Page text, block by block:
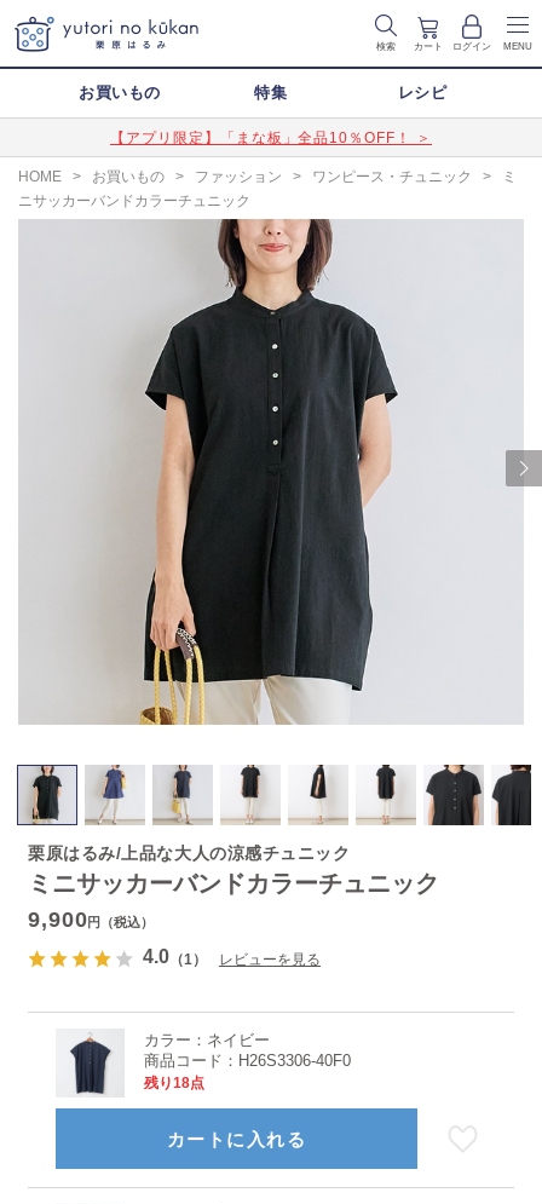
検索 カート ログイン MENU
お買いもの 特集 レシピ
【アプリ限定】「まな板」全品10％OFF！ ＞
HOME > お買いもの > ファッション > ワンピース・チュニック >
ミ
ニサッカーバンドカラーチュニック
Next
ミニサッカーバンドカラーチュニック
栗原はるみ/上品な大人の涼感チュニック
9,900円（税込）
4.0（1） レビューを見る
カラー： ネイビー
商品コード： H26S3306-40F0
残り18点
カートに入れる